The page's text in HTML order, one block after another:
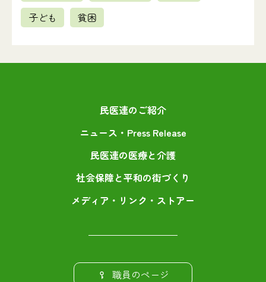
子ども
貧困
民医連のご紹介
ニュース・Press Release
民医連の医療と介護
社会保障と平和の街づくり
メディア・リンク・ストアー
職員のページ